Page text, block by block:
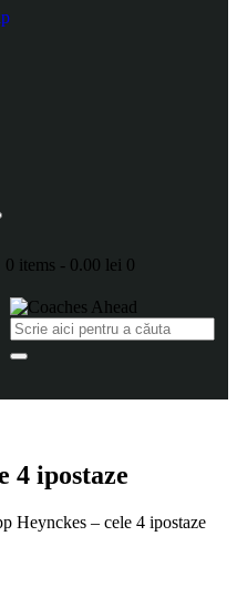
0 items - 0.00 lei 0
4 ipostaze
Heynckes – cele 4 ipostaze